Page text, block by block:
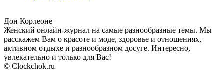
Дон Корлеоне
Женский онлайн-журнал на самые разнообразные темы. Мы
расскажем Вам о красоте и моде, здоровье и отношениях,
активном отдыхе и разнообразном досуге. Интересно,
увлекательно и только для Вас!
© Clockchok.ru